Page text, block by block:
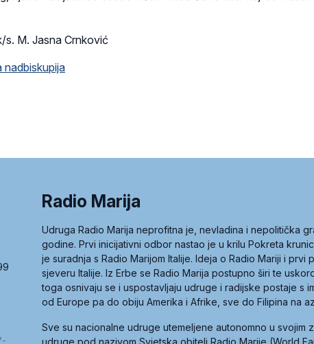
s. M. Jasna Crnković
nadbiskupija
Radio Marija
Udruga Radio Marija neprofitna je, nevladina i nepolitička
godine. Prvi inicijativni odbor nastao je u krilu Pokreta
je suradnja s Radio Marijom Italije. Ideja o Radio Mariji i prvi
sjeveru Italije. Iz Erbe se Radio Marija postupno širi te
toga osnivaju se i uspostavljaju udruge i radijske postaje s
od Europe pa do obiju Amerika i Afrike, sve do Filipina na
Sve su nacionalne udruge utemeljene autonomno u